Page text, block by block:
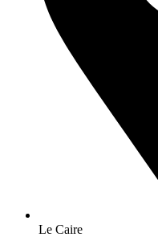
Le Caire